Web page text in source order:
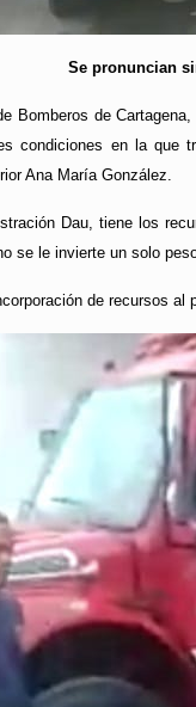
Se pronuncian
Bomberos de
condiciones en la
Ana María González.
Dau, tiene los
se le invierte un solo
de recursos